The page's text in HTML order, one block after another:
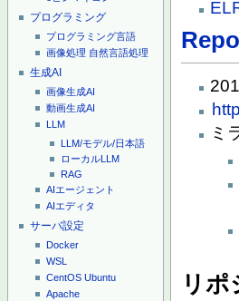
プログラミング
プログラミング言語
画像処理 自然言語処理
生成AI
画像生成AI
動画生成AI
LLM
LLM/モデル/日本語
ローカルLLM
RAG
AIエージェント
AIエディタ
サーバ設定
Docker
WSL
CentOS Ubuntu
Apache
ミ
リポ